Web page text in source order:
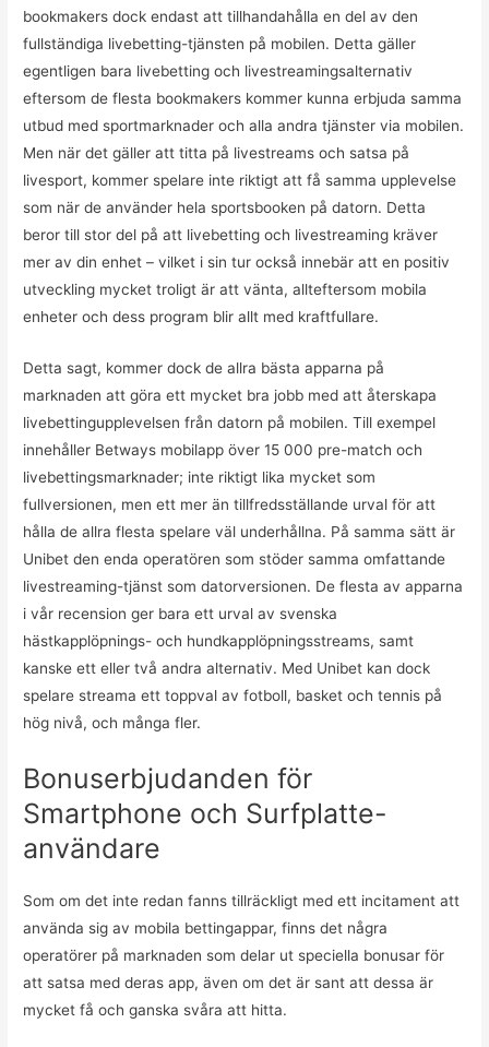
bookmakers dock endast att tillhandahålla en del av den
fullständiga livebetting-tjänsten på mobilen. Detta gäller
egentligen bara livebetting och livestreamingsalternativ
eftersom de flesta bookmakers kommer kunna erbjuda samma
utbud med sportmarknader och alla andra tjänster via mobilen.
Men när det gäller att titta på livestreams och satsa på
livesport, kommer spelare inte riktigt att få samma upplevelse
som när de använder hela sportsbooken på datorn. Detta
beror till stor del på att livebetting och livestreaming kräver
mer av din enhet – vilket i sin tur också innebär att en positiv
utveckling mycket troligt är att vänta, allteftersom mobila
enheter och dess program blir allt med kraftfullare.
Detta sagt, kommer dock de allra bästa apparna på
marknaden att göra ett mycket bra jobb med att återskapa
livebettingupplevelsen från datorn på mobilen. Till exempel
innehåller Betways mobilapp över 15 000 pre-match och
livebettingsmarknader; inte riktigt lika mycket som
fullversionen, men ett mer än tillfredsställande urval för att
hålla de allra flesta spelare väl underhållna. På samma sätt är
Unibet den enda operatören som stöder samma omfattande
livestreaming-tjänst som datorversionen. De flesta av apparna
i vår recension ger bara ett urval av svenska
hästkapplöpnings- och hundkapplöpningsstreams, samt
kanske ett eller två andra alternativ. Med Unibet kan dock
spelare streama ett toppval av fotboll, basket och tennis på
hög nivå, och många fler.
Bonuserbjudanden för
Smartphone och Surfplatte-
användare
Som om det inte redan fanns tillräckligt med ett incitament att
använda sig av mobila bettingappar, finns det några
operatörer på marknaden som delar ut speciella bonusar för
att satsa med deras app, även om det är sant att dessa är
mycket få och ganska svåra att hitta.